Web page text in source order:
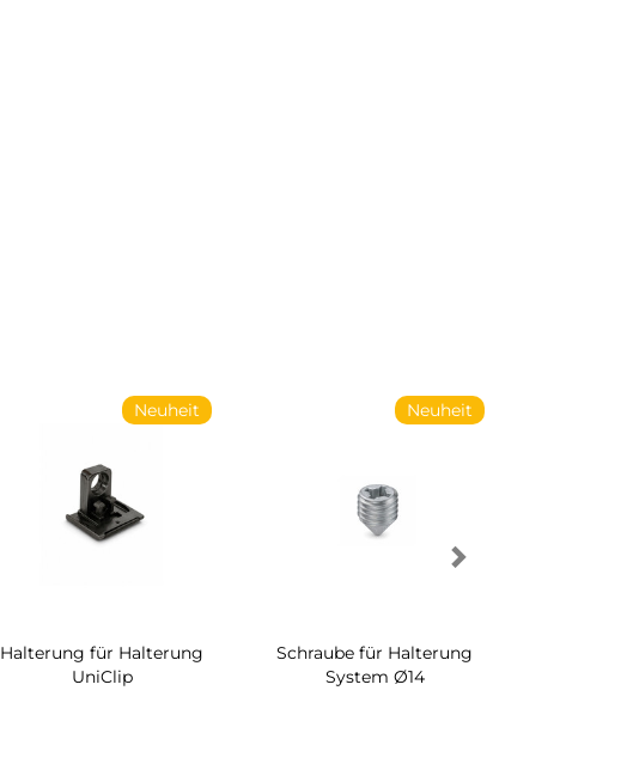
Neuheit
Halterung für Halterung
UniClip
Neuheit
Schraube für Halterung
System Ø14